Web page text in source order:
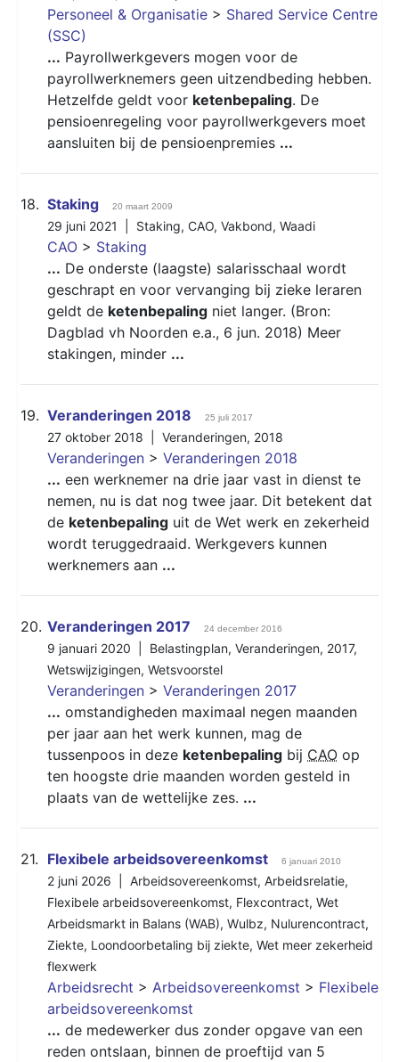
Personeel & Organisatie > Shared Service Centre
(SSC)
... Payrollwerkgevers mogen voor de
payrollwerknemers geen uitzendbeding hebben.
Hetzelfde geldt voor ketenbepaling. De
pensioenregeling voor payrollwerkgevers moet
aansluiten bij de pensioenpremies ...
18. Staking 20 maart 2009
29 juni 2021 | Staking, CAO, Vakbond, Waadi
CAO > Staking
... De onderste (laagste) salarisschaal wordt
geschrapt en voor vervanging bij zieke leraren
geldt de ketenbepaling niet langer. (Bron:
Dagblad vh Noorden e.a., 6 jun. 2018) Meer
stakingen, minder ...
19. Veranderingen 2018 25 juli 2017
27 oktober 2018 | Veranderingen, 2018
Veranderingen > Veranderingen 2018
... een werknemer na drie jaar vast in dienst te
nemen, nu is dat nog twee jaar. Dit betekent dat
de ketenbepaling uit de Wet werk en zekerheid
wordt teruggedraaid. Werkgevers kunnen
werknemers aan ...
20. Veranderingen 2017 24 december 2016
9 januari 2020 | Belastingplan, Veranderingen, 2017,
Wetswijzigingen, Wetsvoorstel
Veranderingen > Veranderingen 2017
... omstandigheden maximaal negen maanden
per jaar aan het werk kunnen, mag de
tussenpoos in deze ketenbepaling bij CAO op
ten hoogste drie maanden worden gesteld in
plaats van de wettelijke zes. ...
21. Flexibele arbeidsovereenkomst 6 januari 2010
2 juni 2026 | Arbeidsovereenkomst, Arbeidsrelatie,
Flexibele arbeidsovereenkomst, Flexcontract, Wet
Arbeidsmarkt in Balans (WAB), Wulbz, Nulurencontract,
Ziekte, Loondoorbetaling bij ziekte, Wet meer zekerheid
flexwerk
Arbeidsrecht > Arbeidsovereenkomst > Flexibele
arbeidsovereenkomst
... de medewerker dus zonder opgave van een
reden ontslaan, binnen de proeftijd van 5